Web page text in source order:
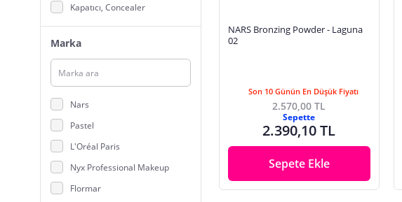
Kapatıcı, Concealer
Kontür
Makyaj Bazı
Makyaj Sabitleyici Sprey
Marka
Nars
Pastel
L'Oréal Paris
Nyx Professional Makeup
Flormar
NARS Bronzing Powder - Laguna
02
Son 10 Günün En Düşük Fiyatı
2.570,00 TL
Sepette
2.390,10 TL
Sepete Ekle